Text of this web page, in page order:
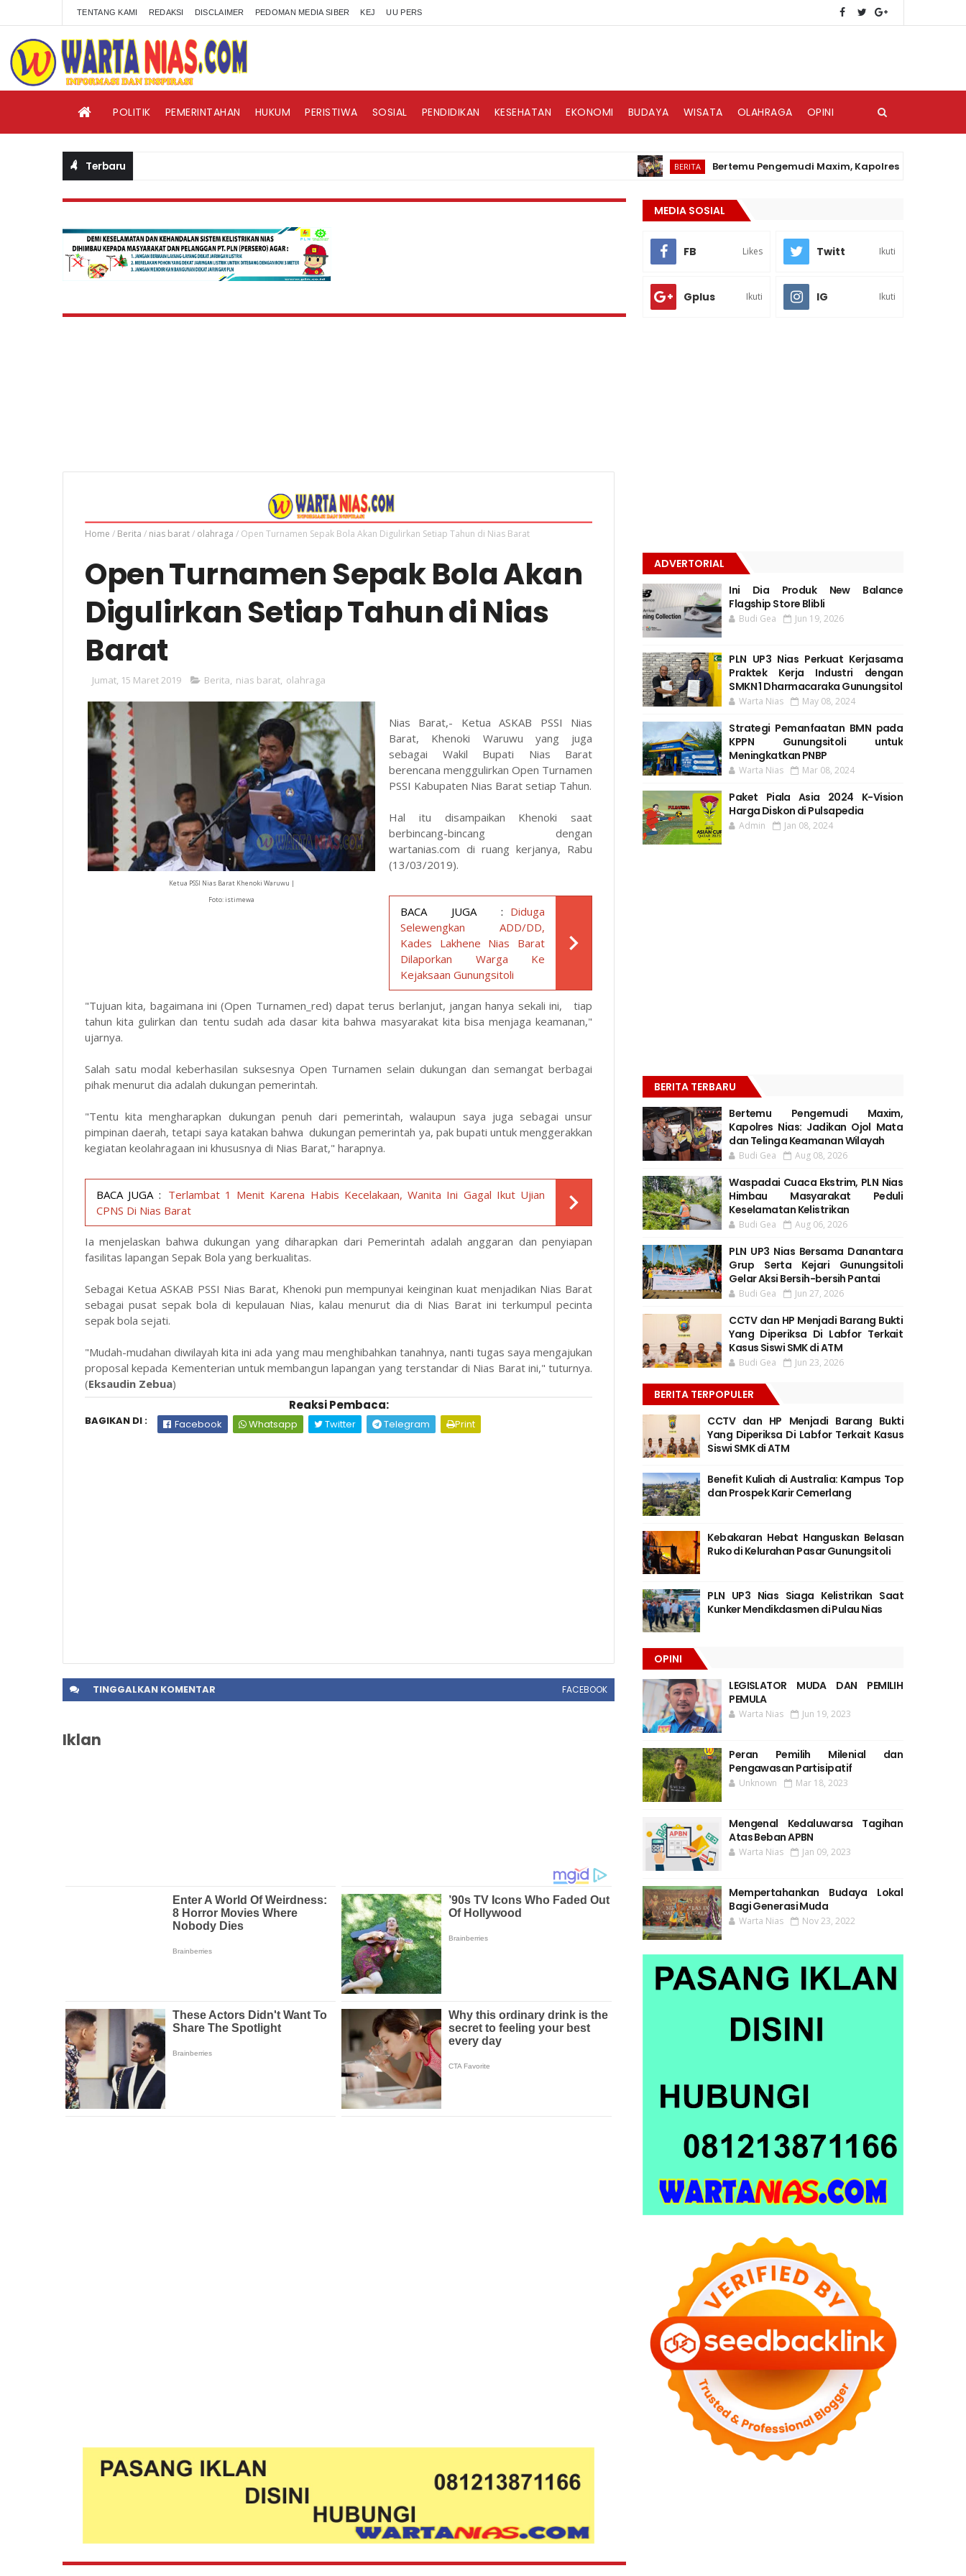
TENTANG KAMI REDAKSI DISCLAIMER PEDOMAN MEDIA SIBER KEJ UU PERS
POLITIK PEMERINTAHAN HUKUM PERISTIWA SOSIAL PENDIDIKAN KESEHATAN EKONOMI BUDAYA WISATA OLAHRAGA OPINI
Terbaru BERITA Bertemu Pengemudi Maxim, Kapolres Nias: Jadikan
Home / Berita / nias barat/ olahraga / Open Turnamen Sepak Bola Akan Digulirkan Setiap Tahun di Nias Barat
Open Turnamen Sepak Bola Akan
Digulirkan Setiap Tahun di Nias
Barat
Jumat, 15 Maret 2019 Berita nias barat olahraga
Ketua PSSI Nias Barat Khenoki Waruwu |
Foto: istimewa
Nias Barat,- Ketua ASKAB PSSI Nias
Barat, Khenoki Waruwu yang juga
sebagai Wakil Bupati Nias Barat
berencana menggulirkan Open Turnamen
PSSI Kabupaten Nias Barat setiap Tahun.
Hal itu disampaikan Khenoki saat
berbincang-bincang dengan
wartanias.com di ruang kerjanya, Rabu
(13/03/2019).
BACA JUGA : Diduga
Selewengkan ADD/DD,
Kades Lakhene Nias Barat
Dilaporkan Warga Ke
Kejaksaan Gunungsitoli
"Tujuan kita, bagaimana ini (Open Turnamen_red) dapat terus berlanjut, jangan hanya sekali ini, tiap
tahun kita gulirkan dan tentu sudah ada dasar kita bahwa masyarakat kita bisa menjaga keamanan,"
ujarnya.
Salah satu modal keberhasilan suksesnya Open Turnamen selain dukungan dan semangat berbagai
pihak menurut dia adalah dukungan pemerintah.
"Tentu kita mengharapkan dukungan penuh dari pemerintah, walaupun saya juga sebagai unsur
pimpinan daerah, tetapi saya katakan bahwa dukungan pemerintah ya, pak bupati untuk menggerakkan
kegiatan keolahragaan ini khususnya di Nias Barat," harapnya.
BACA JUGA : Terlambat 1 Menit Karena Habis Kecelakaan, Wanita Ini Gagal Ikut Ujian
CPNS Di Nias Barat
Ia menjelaskan bahwa dukungan yang diharapkan dari Pemerintah adalah anggaran dan penyiapan
fasilitas lapangan Sepak Bola yang berkualitas.
Sebagai Ketua ASKAB PSSI Nias Barat, Khenoki pun mempunyai keinginan kuat menjadikan Nias Barat
sebagai pusat sepak bola di kepulauan Nias, kalau menurut dia di Nias Barat ini terkumpul pecinta
sepak bola sejati.
"Mudah-mudahan diwilayah kita ini ada yang mau menghibahkan tanahnya, nanti tugas saya mengajukan
proposal kepada Kementerian untuk membangun lapangan yang terstandar di Nias Barat ini," tuturnya.
(Eksaudin Zebua)
Reaksi Pembaca:
BAGIKAN DI : Facebook Whatsapp Twitter Telegram Print
TINGGALKAN KOMENTAR FACEBOOK
Iklan
MEDIA SOSIAL
FB Likes Twitt Ikuti
Gplus Ikuti IG Ikuti
ADVERTORIAL
Ini Dia Produk New Balance
Flagship Store Blibli
Budi Gea Jun 19, 2026
PLN UP3 Nias Perkuat Kerjasama
Praktek Kerja Industri dengan
SMKN 1 Dharmacaraka Gunungsitol
Warta Nias May 08, 2024
Strategi Pemanfaatan BMN pada
KPPN Gunungsitoli untuk
Meningkatkan PNBP
Warta Nias Mar 08, 2024
Paket Piala Asia 2024 K-Vision
Harga Diskon di Pulsapedia
Admin Jan 08, 2024
BERITA TERBARU
Bertemu Pengemudi Maxim,
Kapolres Nias: Jadikan Ojol Mata
dan Telinga Keamanan Wilayah
Budi Gea Aug 08, 2026
Waspadai Cuaca Ekstrim, PLN Nias
Himbau Masyarakat Peduli
Keselamatan Kelistrikan
Budi Gea Aug 06, 2026
PLN UP3 Nias Bersama Danantara
Grup Serta Kejari Gunungsitoli
Gelar Aksi Bersih-bersih Pantai
Budi Gea Jun 27, 2026
CCTV dan HP Menjadi Barang Bukti
Yang Diperiksa Di Labfor Terkait
Kasus Siswi SMK di ATM
Budi Gea Jun 23, 2026
BERITA TERPOPULER
CCTV dan HP Menjadi Barang Bukti
Yang Diperiksa Di Labfor Terkait Kasus
Siswi SMK di ATM
Benefit Kuliah di Australia: Kampus Top
dan Prospek Karir Cemerlang
Kebakaran Hebat Hanguskan Belasan
Ruko di Kelurahan Pasar Gunungsitoli
PLN UP3 Nias Siaga Kelistrikan Saat
Kunker Mendikdasmen di Pulau Nias
OPINI
LEGISLATOR MUDA DAN PEMILIH
PEMULA
Warta Nias Jun 19, 2023
Peran Pemilih Milenial dan
Pengawasan Partisipatif
Unknown Mar 18, 2023
Mengenal Kedaluwarsa Tagihan
Atas Beban APBN
Warta Nias Jan 09, 2023
Mempertahankan Budaya Lokal
Bagi Generasi Muda
Warta Nias Nov 23, 2022